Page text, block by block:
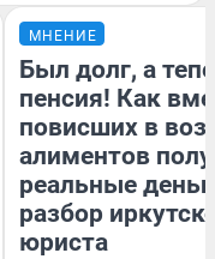
МНЕНИЕ
Был долг, а
пенсия! Как
повисших в
алиментов
реальные
разбор
юриста